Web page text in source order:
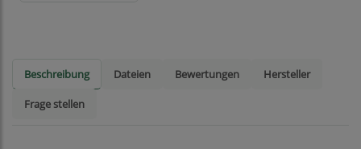
Beschreibung Dateien Bewertungen Hersteller
Frage stellen